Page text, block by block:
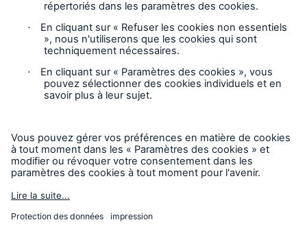
Avis de confidentialité
Paramètres des cookies
Carte du site